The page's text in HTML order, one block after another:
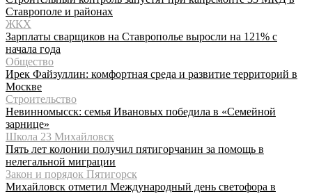
Ставрополе и районах
ЖКХ
Зарплаты сварщиков на Ставрополье выросли на 121% с
начала года
Общество
Ирек Файзуллин: комфортная среда и развитие территорий в
Москве
Строительство
Невинномысск: семья Ивановых победила в «Семейной
зарнице»
Школа 23 Михайловск
Пять лет колонии получил пятигорчанин за помощь в
нелегальной миграции
Закон и порядок Пятигорск
Михайловск отметил Международный день светофора в